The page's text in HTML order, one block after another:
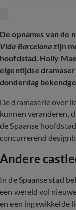
De opnames van de
Vida Barcelonazijn
hoofdstad. Holly
eigentijdse
donderdag
De dramaserie over
kunnen veranderen,
de Spaanse
concurrerend
Andere
In de Spaanse stad
een wereld vol
en een ingewikkelde